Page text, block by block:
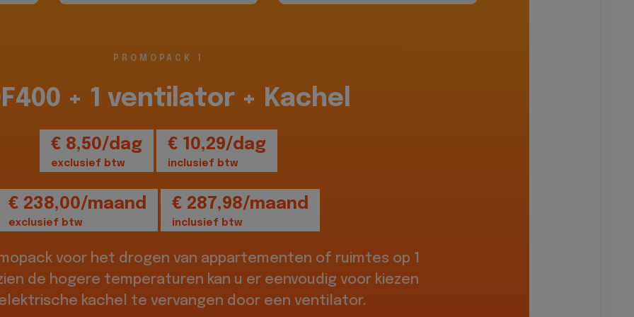
PROMOPACK 1
+ 1 ventilator + Kachel
€ 8,50/dag
exclusief btw
€ 10,29/dag
inclusief btw
€ 238,00/maand
exclusief btw
€ 287,98/maand
inclusief btw
voor het drogen van appartementen of ruimtes op 1
de hogere temperaturen kan u er eenvoudig voor kiezen
kachel te vervangen door een ventilator.